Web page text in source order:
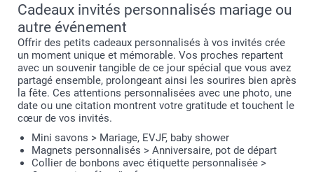
Cadeaux invités personnalisés mariage ou
autre événement
Offrir des petits cadeaux personnalisés à vos invités crée
un moment unique et mémorable. Vos proches repartent
avec un souvenir tangible de ce jour spécial que vous avez
partagé ensemble, prolongeant ainsi les sourires bien après
la fête. Ces attentions personnalisées avec une photo, une
date ou une citation montrent votre gratitude et touchent le
cœur de vos invités.
Mini savons > Mariage, EVJF, baby shower
Magnets personnalisés > Anniversaire, pot de départ
Collier de bonbons avec étiquette personnalisée >